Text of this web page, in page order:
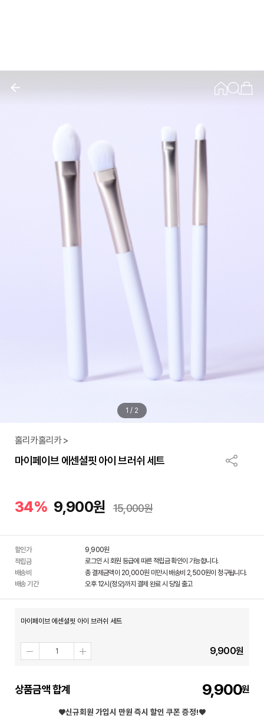
1 / 2
홀리카홀리카 >
마이페이브 에센셜핏 아이 브러쉬 세트
34% 9,900원 15,000원
할인가 9,900원
적립금
로그인 시 회원 등급에 따른 적립금 확인이 가능합니다.
배송비
총 결제금액이 20,000원 미만시 배송비 2,500원이 청구됩니다.
배송 기간
오후 12시(정오)까지 결제 완료 시 당일 출고
마이페이브 에센셜핏 아이 브러쉬 세트
9,900원
상품금액 합계 9,900
♥신규회원 가입시 만원 즉시 할인 쿠폰 증정!♥